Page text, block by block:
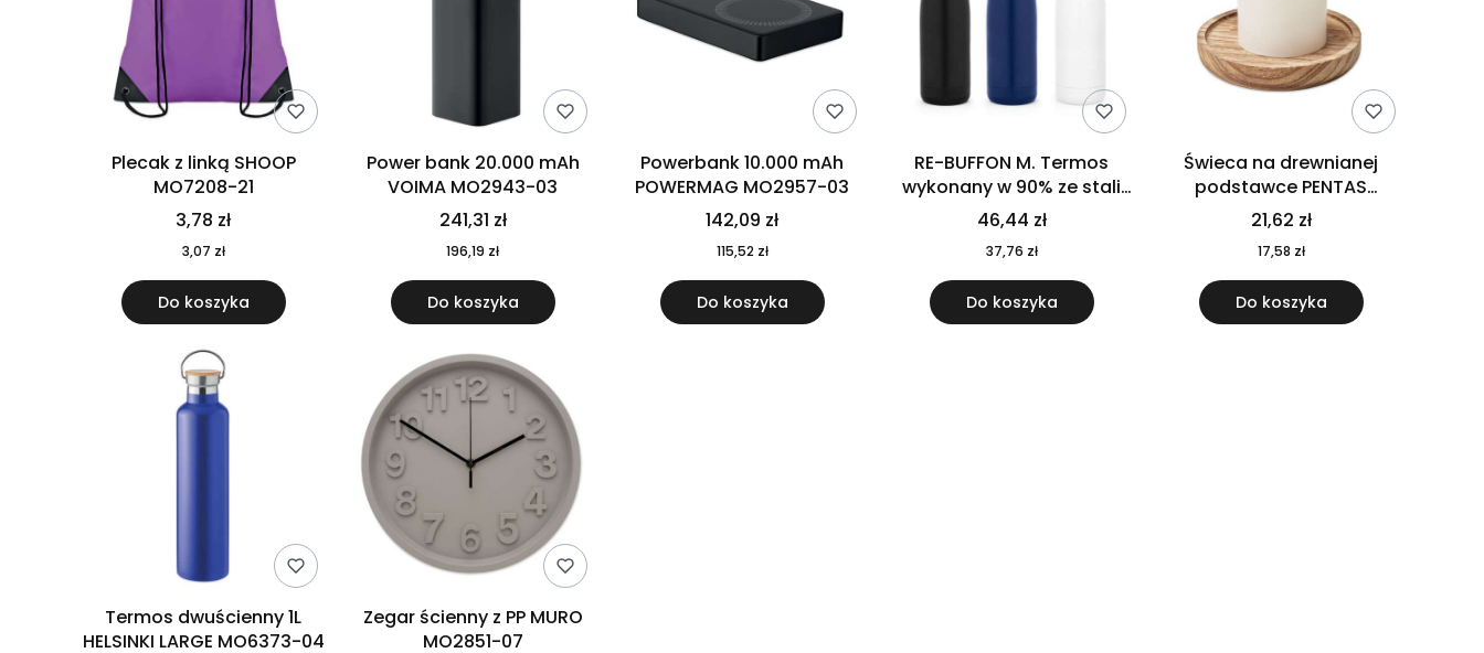
Plecak z linką SHOOP
MO7208-21
3,78 zł
3,07 zł
Do koszyka
Power bank 20.000 mAh
VOIMA MO2943-03
241,31 zł
196,19 zł
Do koszyka
Powerbank 10.000 mAh
POWERMAG MO2957-03
142,09 zł
115,52 zł
Do koszyka
RE-BUFFON M. Termos
wykonany w 90% ze stali
nierdzewnej pochodzącej z
recyklingu 520 ml 94294
46,44 zł
37,76 zł
Do koszyka
Świeca na drewnianej
podstawce PENTAS
MO6282-40
21,62 zł
17,58 zł
Do koszyka
Termos dwuścienny 1L
HELSINKI LARGE MO6373-04
Zegar ścienny z PP MURO
MO2851-07